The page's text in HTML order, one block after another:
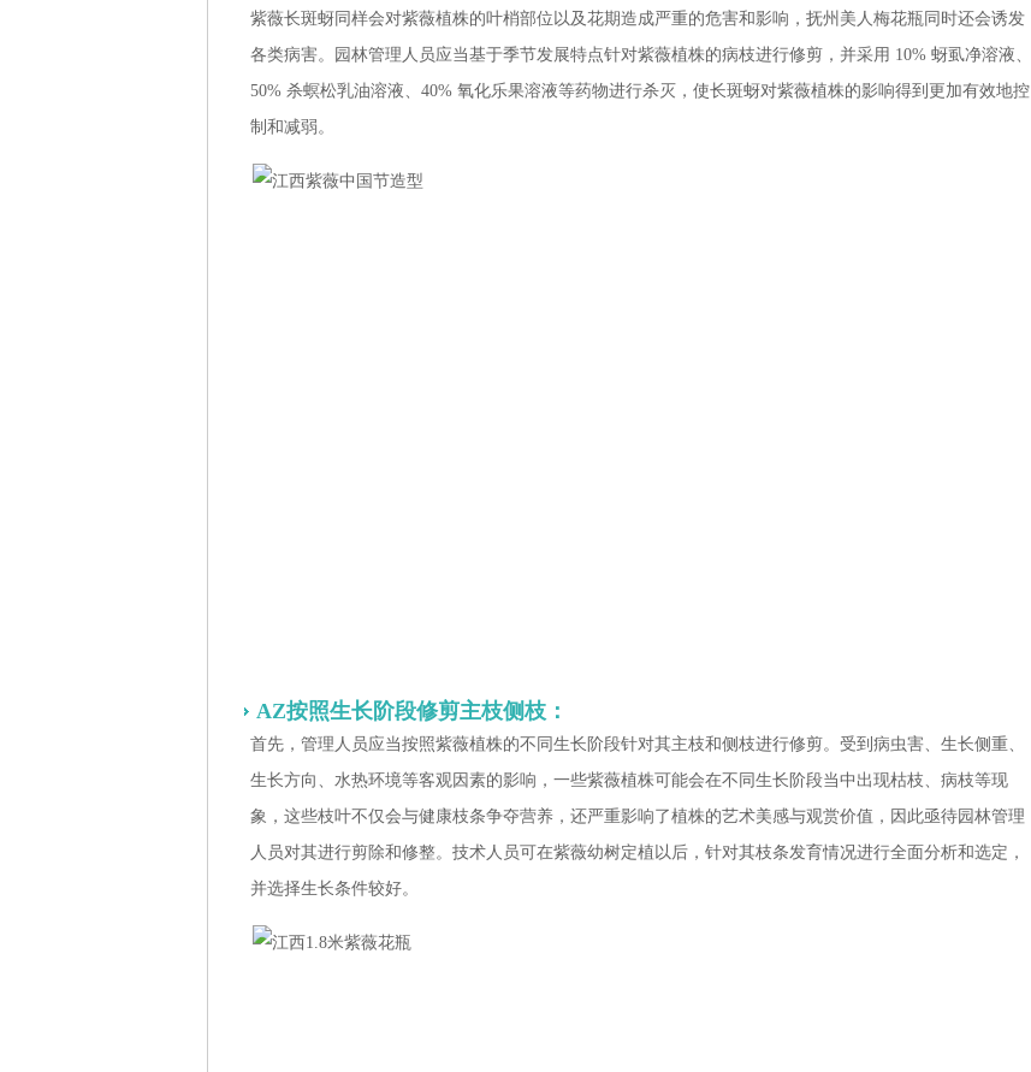
紫薇长斑蚜同样会对紫薇植株的叶梢部位以及花期造成严重的危害和影响，抚州美人梅花瓶同时还会诱发
各类病害。园林管理人员应当基于季节发展特点针对紫薇植株的病枝进行修剪，并采用 10% 蚜虱净溶液、
50% 杀螟松乳油溶液、40% 氧化乐果溶液等药物进行杀灭，使长斑蚜对紫薇植株的影响得到更加有效地控
制和减弱。
AZ按照生长阶段修剪主枝侧枝：
首先，管理人员应当按照紫薇植株的不同生长阶段针对其主枝和侧枝进行修剪。受到病虫害、生长侧重、
生长方向、水热环境等客观因素的影响，一些紫薇植株可能会在不同生长阶段当中出现枯枝、病枝等现
象，这些枝叶不仅会与健康枝条争夺营养，还严重影响了植株的艺术美感与观赏价值，因此亟待园林管理
人员对其进行剪除和修整。技术人员可在紫薇幼树定植以后，针对其枝条发育情况进行全面分析和选定，
并选择生长条件较好。